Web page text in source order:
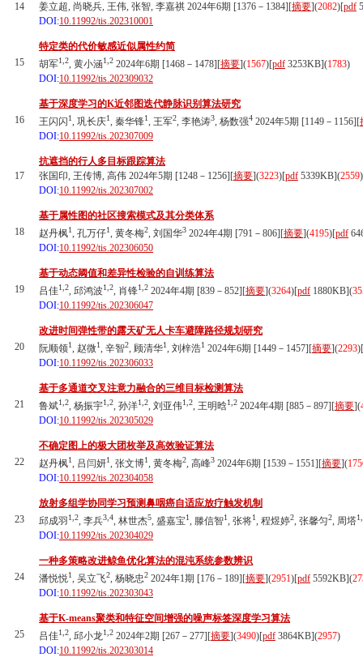
14
姜立超, 尚晓兵, 王伟, 张智, 李嘉祺 2024年6期 [1376－1384][摘要](2082)[pdf
DOI:10.11992/tis.202310001
15
特定类的代价敏感近似属性约简
胡军1,2, 黄小涵1,2 2024年6期 [1468－1478][摘要](1567)[pdf 3253KB](1783)
DOI:10.11992/tis.202309032
16
基于深度学习的K近邻图迭代静脉识别算法研究
王闪闪 1, 巩长庆1, 秦华锋1, 王军2, 李艳涛3, 杨数强4 2024年5期 [1149－1156][
DOI:10.11992/tis.202307009
17
抗遮挡的行人多目标跟踪算法
张国印, 王传博, 高伟 2024年5期 [1248－1256][摘要](3223)[pdf 5339KB](2559)
DOI:10.11992/tis.202307002
18
基于属性图的社区搜索模式及其分类体系
赵丹枫1, 孔万仔1, 黄冬梅2, 刘国华3 2024年4期 [791－806][摘要](4195)[pdf
DOI:10.11992/tis.202306050
19
基于动态阈值和差异性检验的自训练算法
吕佳1,2, 邱鸿波1,2, 肖锋1,2 2024年4期 [839－852][摘要](3264)[pdf 1880KB](
DOI:10.11992/tis.202306047
20
改进时间弹性带的露天矿无人卡车避障路径规划研究
阮顺领1, 赵微1, 辛智2, 顾清华1, 刘梓浩1 2024年6期 [1449－1457][摘要](2293)[
DOI:10.11992/tis.202306033
21
基于多通道交叉注意力融合的三维目标检测算法
鲁斌1,2, 杨振宇1,2, 孙洋1,2, 刘亚伟1,2, 王明晗1,2 2024年4期 [885－897][摘要](
DOI:10.11992/tis.202305029
22
不确定图上的极大团枚举及高效验证算法
赵丹枫1, 吕闫妍1, 张文博1, 黄冬梅2, 高峰3 2024年6期 [1539－1551][摘要](
DOI:10.11992/tis.202304058
23
放射多组学协同学习预测鼻咽癌自适应放疗触发机制
邱成羽 1,2, 李兵3,4, 林世杰5, 盛嘉宝1, 滕信智1, 张将1, 程煜婷2, 张馨匀2, 周塔
DOI:10.11992/tis.202304029
24
一种多策略改进鲸鱼优化算法的混沌系统参数辨识
潘悦悦1, 吴立飞2, 杨晓忠2 2024年1期 [176－189][摘要](2951)[pdf 5592KB](
DOI:10.11992/tis.202303043
25
基于K-means聚类和特征空间增强的噪声标签深度学习算法
吕佳1,2, 邱小龙1,2 2024年2期 [267－277][摘要](3490)[pdf 3864KB](2957)
DOI:10.11992/tis.202303014